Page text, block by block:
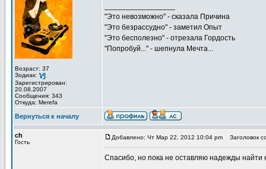
Возраст: 37
Зодиак:
Зарегистрирован:
20.08.2007
Сообщения: 343
Откуда: Merefa
"Это невозможно" - сказала Причина
"Это безрассудно" - заметил Опыт
"Это бесполезно" - отрезала Гордость
"Попробуй..." - шепнула Мечта...
Вернуться к началу
ch
Гость
Добавлено: Чт Мар 22, 2012 10:04 pm Заголовок
Спасибо, но пока не оставляю надежды найти